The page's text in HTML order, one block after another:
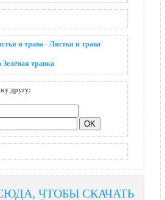
и трава - Листья и трава
травка
другу:
ЧТОБЫ СКАЧАТЬ